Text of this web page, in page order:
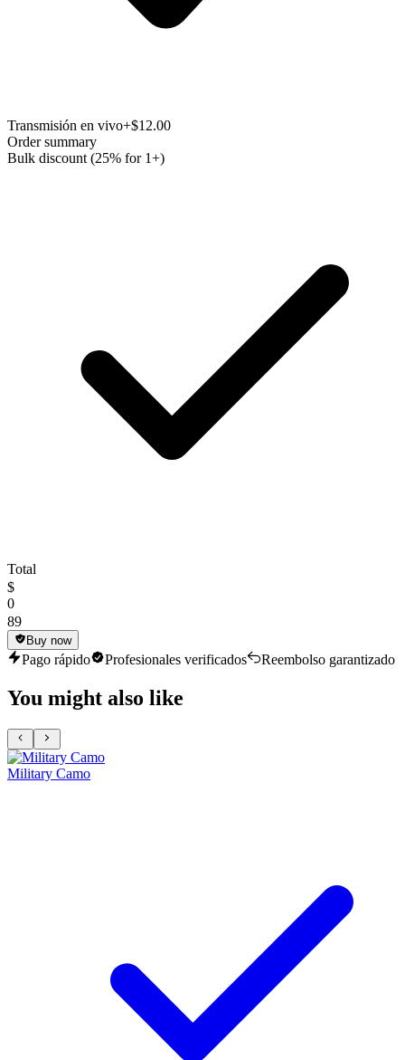
Transmisión en vivo+$12.00
Order summary
Bulk discount (25% for 1+)
Total
$
0
89
Buy now
Pago rápido Profesionales verificados Reembolso garantizado
You might also like
Military Camo